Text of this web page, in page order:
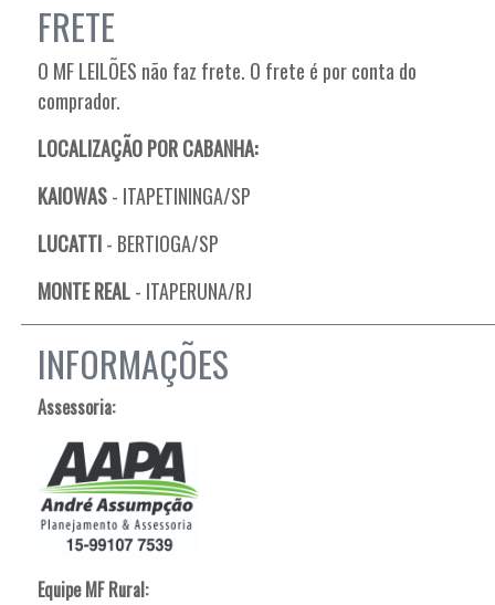
FRETE
O MF LEILÕES não faz frete. O frete é por conta do
comprador.
LOCALIZAÇÃO POR CABANHA:
KAIOWAS- ITAPETININGA/SP
LUCATTI- BERTIOGA/SP
MONTE REAL- ITAPERUNA/RJ
INFORMAÇÕES
Assessoria:
Equipe MF Rural: